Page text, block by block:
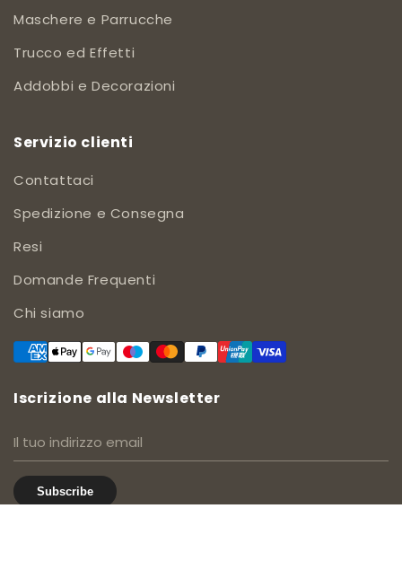
Maschere e Parrucche
Trucco ed Effetti
Addobbi e Decorazioni
Servizio clienti
Contattaci
Spedizione e Consegna
Resi
Domande Frequenti
Chi siamo
Iscrizione alla Newsletter
Subscribe